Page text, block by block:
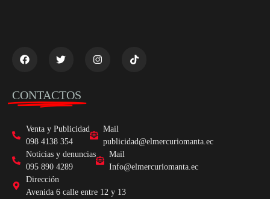
CONTACTOS
Venta y Publicidad
098 4138 354
Mail
publicidad@elmercuriomanta.ec
Noticias y denuncias
095 890 4289
Mail
Info@elmercuriomanta.ec
Dirección
Avenida 6 calle entre 12 y 13